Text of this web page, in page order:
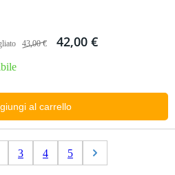
43,00 € 42,00 €
al carrello
3 4 5